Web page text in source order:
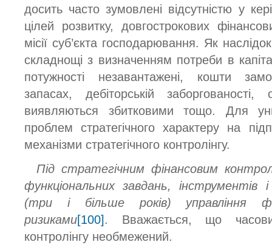
досить часто зумовлені відсутністю у
цілей розвитку, довгострокових
місії суб’єкта господарювання. Як
складнощі з визначенням потреби в
потужності незавантажені, кошти
запасах, дебіторській заборгованості,
виявляються збитковими тощо. Для
проблем стратегічного характеру на
механізми стратегічного контролінгу.
Під стратегічним фінансовим
функціональних завдань, інструментів
(три і більше років) управління
ризиками[100]. Вважається, що
контролінгу необмежений.